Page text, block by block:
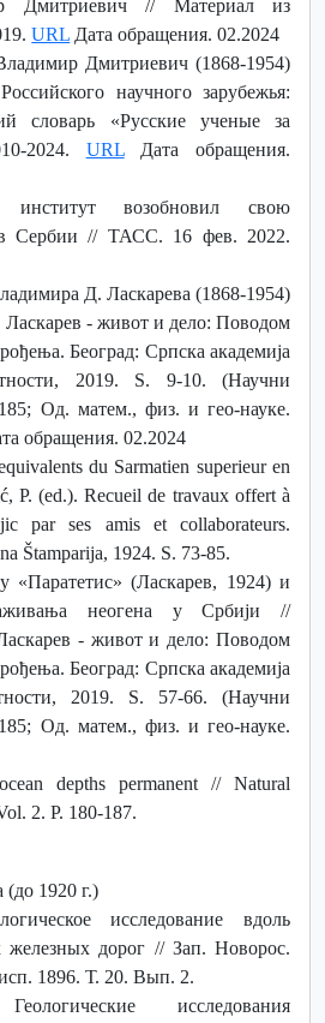
Дмитриевич // Материал из
URL Дата обращения. 02.2024
Дмитриевич (1868-1954)
научного зарубежья:
словарь «Русские ученые за
2024. URLДата обращения.
возобновил свою
в Сербии // ТАСС. 16 фев. 2022.
Д. Ласкарева (1868-1954)
- живот и дело: Поводом
Бeoград: Српска академија
2019. S. 9-10. (Научни
Од. матем., физ. и гео-науке.
обращения. 02.2024
du Sarmatien superieur en
P. (ed.). Recueil de travaux offert à
par ses amis et collaborateurs.
Štamparija, 1924. S. 73-85.
«Паратетис» (Ласкарев, 1924) и
неогена у Србији //
- живот и дело: Поводом
Бeoград: Српска академија
2019. S. 57-66. (Научни
Од. матем., физ. и гео-науке.
depths permanent // Natural
2. P. 180-187.
1920 г.)
исследование вдоль
железных дорог // Зап. Новорос.
1896. Т. 20. Вып. 2.
исследования